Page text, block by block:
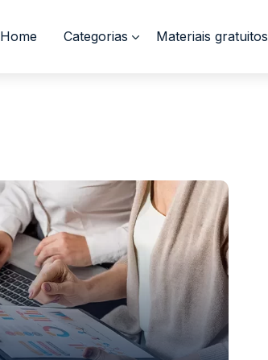
Home Categorias Materiais gratuitos